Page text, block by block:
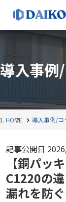
導入事例
HOME 導入事例/コ
記事公開日
【銅パッ
C1220の
漏れを防